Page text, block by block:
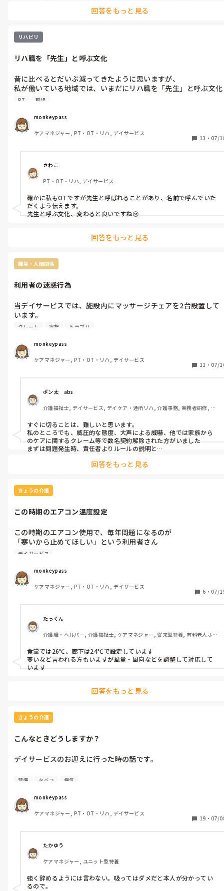
そのような言い方に萎縮してしまう利用者さんもおり、実際にそ
を経営者は知りません。）
現場の空気が一気に悪くなるので、正直なところ「できれば現場
に入ってこないでほしい」と思ってしまいます。
もう少し言えば、男性上司が多い方が仕事はやり易いです。
回答をもっと見る
リハビリ
リハ職を「先生」と呼ぶ文化
昔に比べるとだいぶ減ってきたように思いますが、
私が働いている地域では、いまだにリハ職を「先生」と呼ぶ文化
が残っています。
私自身、理学療法士ですが「先生」と呼ばれるのがあまり好きで
はないので、職場では名前で呼んでいただくようにしています。
こうした“先生呼び”の文化が、
プライドばかり高くて高圧的なPTを生み出してしまう一因にな
ているのかもしれませんね。
PT 職場
monkeypass
ケアマネジャー, PT・OT・リハ, デイサービス
13 ・ 07/
さわこ
PT・OT・リハ, デイサービス
確かに私もOTですが先生と呼ばれることがあり、名前で呼んでいた
だくよう伝えます。
先生と呼ぶ文化、変わると良いですね😢
回答をもっと見る
職場・人間関係
利用者の迷惑行為
当デイサービスでは、施設内にマッサージチェアを2台設置して
います。
しかし、週に2回午後から利用される男性利用者様が、そのマッ
り、対応に苦慮しています。
利用時間は約3時間ですが、そのうち2時間半以上をマッサージチ
ェアで過ごされており、他の利用者様からは「使いたくても使え
ない」とのクレームが複数寄せられています。
職員が都度お声かけをしても、ご本人はまったく聞く耳を持た
ず、改善には至っていません。特に女性職員が注意すると、大声
は席を離れていただいても、少し時間が経つと再び使用されると
いう状況です。
だ」と思われる利用者様も出てきており、マッサージチェアの利
この件については、ケアマネジャーやご家族にも相談済みです
めてもらえていない状況です。
一方で、他の利用者様や職員にとっては確実にストレスとなって
おり、施設全体の雰囲気や職員の精神的な負担にも影響を及ぼし
ています。
現在、経営陣とも話し合いを重ねており、最終的には「強制退
所」も選択肢の一つとして検討せざるを得ない段階に来ていま
の小さなトラブルや不満が積み重なることで、利用者間の信頼関
係や職員の働きやすさにも大きく影響しているのが現実です。
デイサービスで、実際に退所対応をされた経験がある方がいらっ
しゃいましたら、その時の対応や周囲への説明の仕方などを教え
ていただけるとありがたいです。
クレーム 家族 トラブル
monkeypass
ケアマネジャー, PT・OT・リハ, デイサービス
11 ・ 07/
ポン太　abs
介護福祉士, デイサービス, デイケア・通所リハ, 介護事務, 実務者研修, 小
すぐに切ることは、難しいと思います。
私のところでも、威圧的な態度、大声による威嚇、他では家族から
のケアに関するクレーム等で数名契約解除された方がいました
まずは問題発生時、責任者よりルールの説明と
内でも訴訟などに繋がらないよう書面にて対応してました
ケアマネや家族の理解が得られないとなかなか難しいです
回答をもっと見る
きょうの介護
この時期のエアコン温度設定
この時期のエアコン使用で、毎年問題になるのが
「寒いから止めてほしい」という利用者さん
「暑いから温度下げてほしい」という利用者さん
事業所内で
設定温度高めのエリアと低めのエリアで分けて
座席位置を考慮したりはしていますが…
なかなか、万事解決！とはいかないですね。
デイサービス
monkeypass
ケアマネジャー, PT・OT・リハ, デイサービス
6 ・ 07/
たっくん
介護職・ヘルパー, 介護福祉士, ケアマネジャー, 従来型特養, 有料老人ホー
食堂では26℃、廊下は24℃で設定しています
寒いなど言われる方もいますが風量・風向などを調整して対応して
います
回答をもっと見る
きょうの介護
こんなときどうしますか？
デイサービスのお迎えに行った時の話です。
利用者さんは60代男性。ある疾患があり
朝、お迎えに行くとベランダでタバコを吸っているのを目撃しま
した。その際に病気のこと、タバコを吸うことでのリスク説明は
奥さんの目があるから
朝、奥さんがパートに出かけた後の朝の時間に
1日1本だけ吸っている。どうしてもやめられない。
誰にも言わないでほしい。
禁煙 タバコ 病気
monkeypass
ケアマネジャー, PT・OT・リハ, デイサービス
19 ・ 07/
たかゆう
ケアマネジャー, ユニット型特養
強く辞めるようには言わない。吸ってはダメだと本人が分かってい
るので。